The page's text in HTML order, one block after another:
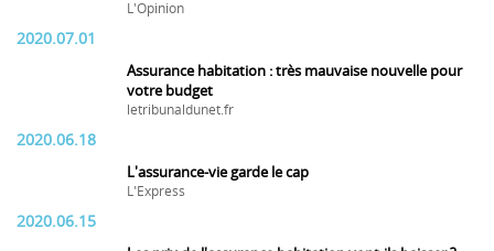
L'Opinion
2020.07.01
Assurance habitation : très mauvaise nouvelle pour
votre budget
letribunaldunet.fr
2020.06.18
L'assurance-vie garde le cap
L'Express
2020.06.15